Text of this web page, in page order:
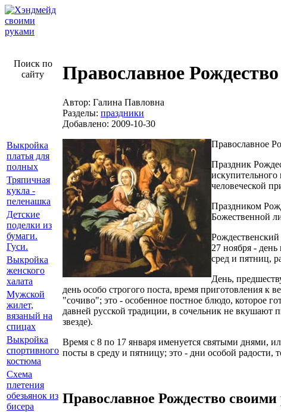
Поиск по
сайту
Православное Рождество
Автор: Галина Павловна
Разделы: праздники
Добавлено: 2009-10-30
Православное
Праздник
человеческой
Праздником
Божественной
27 ноября -
сред и пятниц,
День,
день особо строгого поста, время приготовления к
"сочиво"; это - особенное постное блюдо, которое
давней русской традиции, в сочельник не вкушают
звезде).
Время с 8 по 17 января именуется святыми днями,
посты в среду и пятницу; это - дни особой радости,
Православное Рождество
Выкройка
платья для
полных
Тряпичная
кукла -
пеленашка
Детские
поделки из
бумаги.
Гуси.
Выкройка
женского
халата
Мужской
жилет,
вязаный на
спицах
Выкройка
спортивного
костюма
Схема
плетения
обезьянок из
бисера